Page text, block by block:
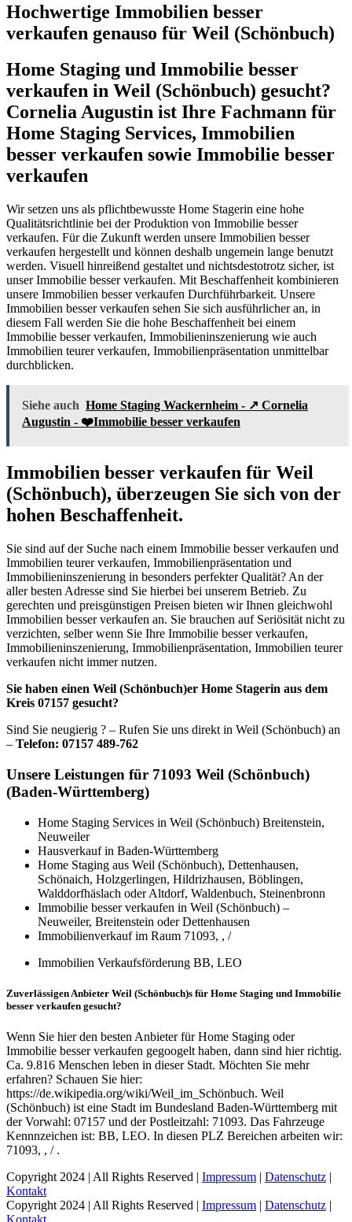
Hochwertige Immobilien besser
verkaufen genauso für Weil (Schönbuch)
Home Staging und Immobilie besser
verkaufen in Weil (Schönbuch) gesucht?
Cornelia Augustin ist Ihre Fachmann für
Home Staging Services, Immobilien
besser verkaufen sowie Immobilie besser
verkaufen
Wir setzen uns als pflichtbewusste Home Stagerin eine hohe
Qualitätsrichtlinie bei der Produktion von Immobilie besser
verkaufen. Für die Zukunft werden unsere Immobilien besser
verkaufen hergestellt und können deshalb ungemein lange benutzt
werden. Visuell hinreißend gestaltet und nichtsdestotrotz sicher, ist
unser Immobilie besser verkaufen. Mit Beschaffenheit kombinieren
unsere Immobilien besser verkaufen Durchführbarkeit. Unsere
Immobilien besser verkaufen sehen Sie sich ausführlicher an, in
diesem Fall werden Sie die hohe Beschaffenheit bei einem
Immobilie besser verkaufen, Immobilieninszenierung wie auch
Immobilien teurer verkaufen, Immobilienpräsentation unmittelbar
durchblicken.
Siehe auch Home Staging Wackernheim - ↗️ Cornelia
Augustin - ❤️Immobilie besser verkaufen
Immobilien besser verkaufen für Weil
(Schönbuch), überzeugen Sie sich von der
hohen Beschaffenheit.
Sie sind auf der Suche nach einem Immobilie besser verkaufen und
Immobilien teurer verkaufen, Immobilienpräsentation und
Immobilieninszenierung in besonders perfekter Qualität? An der
aller besten Adresse sind Sie hierbei bei unserem Betrieb. Zu
gerechten und preisgünstigen Preisen bieten wir Ihnen gleichwohl
Immobilien besser verkaufen an. Sie brauchen auf Seriösität nicht zu
verzichten, selber wenn Sie Ihre Immobilie besser verkaufen,
Immobilieninszenierung, Immobilienpräsentation, Immobilien teurer
verkaufen nicht immer nutzen.
Sie haben einen Weil (Schönbuch)er Home Stagerin aus dem
Kreis 07157 gesucht?
Sind Sie neugierig ? – Rufen Sie uns direkt in Weil (Schönbuch) an
– Telefon: 07157 489-762
Unsere Leistungen für 71093 Weil (Schönbuch)
(Baden-Württemberg)
Home Staging Services in Weil (Schönbuch) Breitenstein,
Neuweiler
Hausverkauf in Baden-Württemberg
Home Staging aus Weil (Schönbuch), Dettenhausen,
Schönaich, Holzgerlingen, Hildrizhausen, Böblingen,
Walddorfhäslach oder Altdorf, Waldenbuch, Steinenbronn
Immobilie besser verkaufen in Weil (Schönbuch) –
Neuweiler, Breitenstein oder Dettenhausen
Immobilienverkauf im Raum 71093, , /
Immobilien Verkaufsförderung BB, LEO
Zuverlässigen Anbieter Weil (Schönbuch)s für Home Staging und Immobilie
besser verkaufen gesucht?
Wenn Sie hier den besten Anbieter für Home Staging oder
Immobilie besser verkaufen gegoogelt haben, dann sind hier richtig.
Ca. 9.816 Menschen leben in dieser Stadt. Möchten Sie mehr
erfahren? Schauen Sie hier:
https://de.wikipedia.org/wiki/Weil_im_Schönbuch. Weil
(Schönbuch) ist eine Stadt im Bundesland Baden-Württemberg mit
der Vorwahl: 07157 und der Postleitzahl: 71093. Das Fahrzeuge
Kennnzeichen ist: BB, LEO. In diesen PLZ Bereichen arbeiten wir:
71093, , / .
Copyright 2024 | All Rights Reserved | Impressum | Datenschutz |
Kontakt
Copyright 2024 | All Rights Reserved | Impressum | Datenschutz |
Kontakt